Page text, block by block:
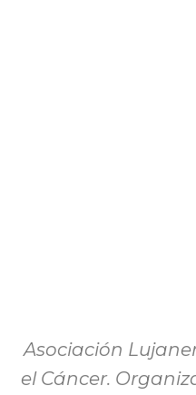
Asociación
el Cáncer.